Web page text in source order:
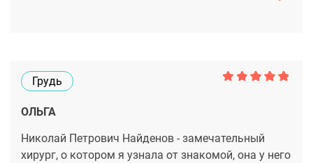
Грудь
ОЛЬГА
Николай Петрович Найденов - замечательный
хирург, о котором я узнала от знакомой, она у него